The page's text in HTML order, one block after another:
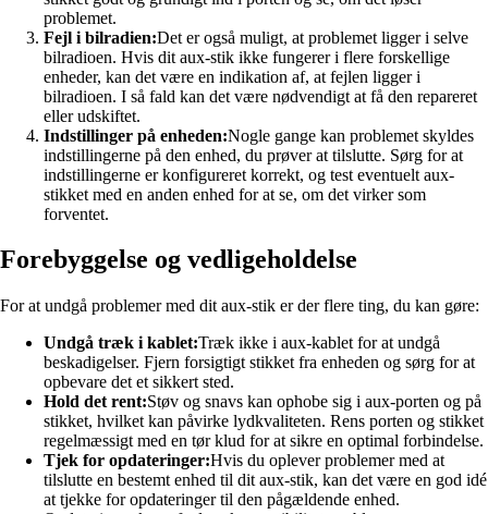
problemet.
Fejl i bilradien:Det er også muligt, at problemet ligger i selve
bilradioen. Hvis dit aux-stik ikke fungerer i flere forskellige
enheder, kan det være en indikation af, at fejlen ligger i
bilradioen. I så fald kan det være nødvendigt at få den repareret
eller udskiftet.
Indstillinger på enheden:Nogle gange kan problemet skyldes
indstillingerne på den enhed, du prøver at tilslutte. Sørg for at
indstillingerne er konfigureret korrekt, og test eventuelt aux-
stikket med en anden enhed for at se, om det virker som
forventet.
Forebyggelse og vedligeholdelse
For at undgå problemer med dit aux-stik er der flere ting, du kan gøre:
Undgå træk i kablet:Træk ikke i aux-kablet for at undgå
beskadigelser. Fjern forsigtigt stikket fra enheden og sørg for at
opbevare det et sikkert sted.
Hold det rent:Støv og snavs kan ophobe sig i aux-porten og på
stikket, hvilket kan påvirke lydkvaliteten. Rens porten og stikket
regelmæssigt med en tør klud for at sikre en optimal forbindelse.
Tjek for opdateringer:Hvis du oplever problemer med at
tilslutte en bestemt enhed til dit aux-stik, kan det være en god idé
at tjekke for opdateringer til den pågældende enhed.